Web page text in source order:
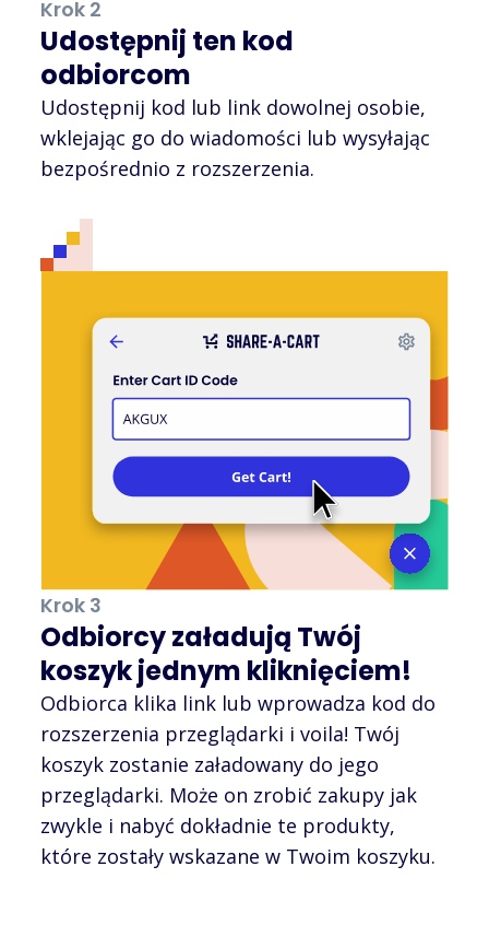
Krok 2
Udostępnij ten kod
odbiorcom
Udostępnij kod lub link dowolnej osobie,
wklejając go do wiadomości lub wysyłając
bezpośrednio z rozszerzenia.
Krok 3
Odbiorcy załadują Twój
koszyk jednym kliknięciem!
Odbiorca klika link lub wprowadza kod do
rozszerzenia przeglądarki i voila! Twój
koszyk zostanie załadowany do jego
przeglądarki. Może on zrobić zakupy jak
zwykle i nabyć dokładnie te produkty,
które zostały wskazane w Twoim koszyku.